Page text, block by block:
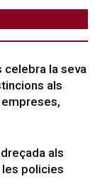
celebra la seva
als
als
policies